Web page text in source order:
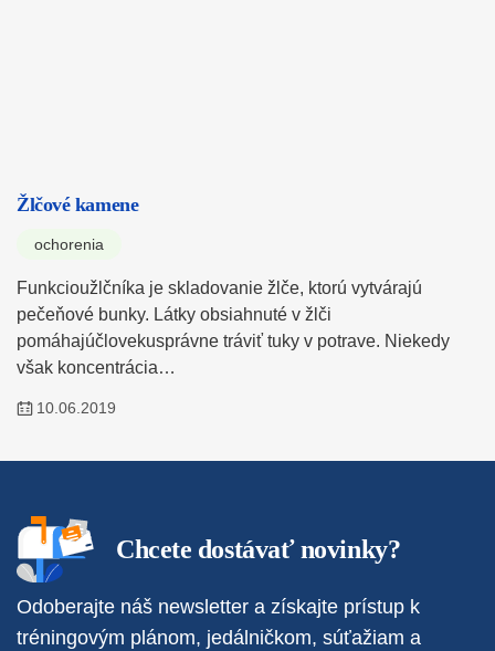
Žlčové kamene
ochorenia
Funkcioužlčníka je skladovanie žlče, ktorú vytvárajú
pečeňové bunky. Látky obsiahnuté v žlči
pomáhajúčlovekusprávne tráviť tuky v potrave. Niekedy
však koncentrácia…
10.06.2019
Chcete dostávať novinky?
Odoberajte náš newsletter a získajte prístup k
tréningovým plánom, jedálničkom, súťažiam a